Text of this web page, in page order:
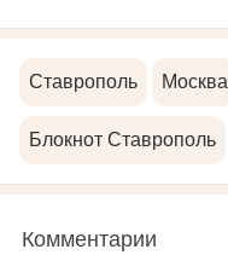
Ставрополь Москва
Блокнот Ставрополь
Комментарии